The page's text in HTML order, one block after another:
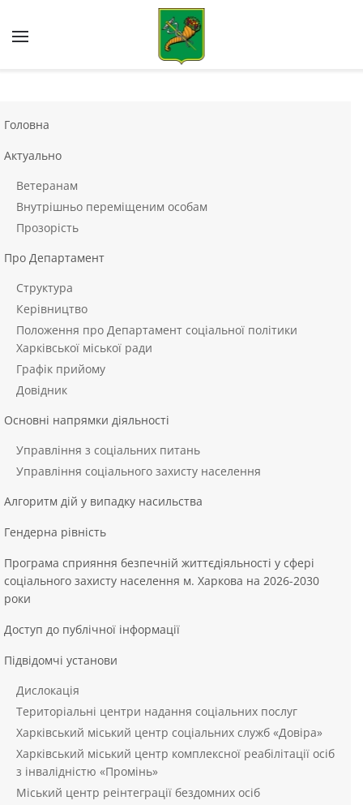
Skip to main content
Головна
Актуально
Ветеранам
Внутрішньо переміщеним особам
Прозорість
Про Департамент
Структура
Керівництво
Положення про Департамент соціальної політики
Харківської міської ради
Графік прийому
Довідник
Основні напрямки діяльності
Управління з соціальних питань
Управління соціального захисту населення
Алгоритм дій у випадку насильства
Гендерна рівність
Програма сприяння безпечній життєдіяльності у сфері
соціального захисту населення м. Харкова на 2026-2030
роки
Доступ до публічної інформації
Підвідомчі установи
Дислокація
Територіальні центри надання соціальних послуг
Харківський міський центр соціальних служб «Довіра»
Харківський міський центр комплексної реабілітації осіб
з інвалідністю «Промінь»
Міський центр реінтеграції бездомних осіб